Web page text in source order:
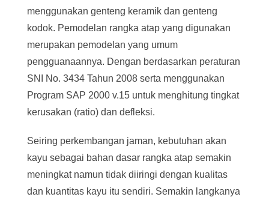
menggunakan genteng keramik dan genteng
kodok. Pemodelan rangka atap yang digunakan
merupakan pemodelan yang umum
pengguanaannya. Dengan berdasarkan peraturan
SNI No. 3434 Tahun 2008 serta menggunakan
Program SAP 2000 v.15 untuk menghitung tingkat
kerusakan (ratio) dan defleksi.
Seiring perkembangan jaman, kebutuhan akan
kayu sebagai bahan dasar rangka atap semakin
meningkat namun tidak diiringi dengan kualitas
dan kuantitas kayu itu sendiri. Semakin langkanya